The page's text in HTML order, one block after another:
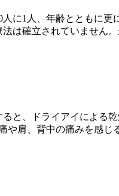
に1人、年齢とともに更
は確立されていません
と、ドライアイによる
肩、背中の痛みを感じ